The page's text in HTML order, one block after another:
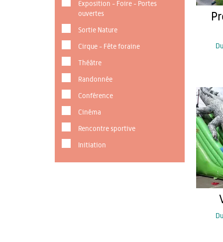
Exposition - Foire - Portes
ouvertes
Sortie Nature
Cirque - Fête foraine
Théâtre
Randonnée
Conférence
Cinéma
Rencontre sportive
Initiation